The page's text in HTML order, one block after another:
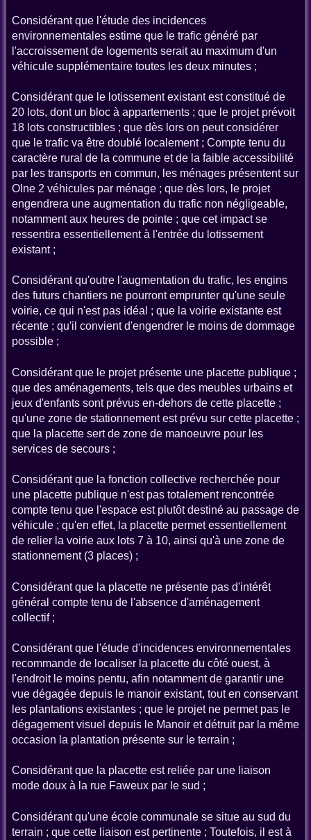
Considérant que l'étude des incidences
environnementales estime que le trafic généré par
l'accroissement de logements serait au maximum d'un
véhicule supplémentaire toutes les deux minutes ;
Considérant que le lotissement existant est constitué de
20 lots, dont un bloc à appartements ; que le projet prévoit
18 lots constructibles ; que dès lors on peut considérer
que le trafic va être doublé localement ; Compte tenu du
caractère rural de la commune et de la faible accessibilité
par les transports en commun, les ménages présentent sur
Olne 2 véhicules par ménage ; que dès lors, le projet
engendrera une augmentation du trafic non négligeable,
notamment aux heures de pointe ; que cet impact se
ressentira essentiellement à l'entrée du lotissement
existant ;
Considérant qu'outre l'augmentation du trafic, les engins
des futurs chantiers ne pourront emprunter qu'une seule
voirie, ce qui n'est pas idéal ; que la voirie existante est
récente ; qu'il convient d'engendrer le moins de dommage
possible ;
Considérant que le projet présente une placette publique ;
que des aménagements, tels que des meubles urbains et
jeux d'enfants sont prévus en-dehors de cette placette ;
qu'une zone de stationnement est prévu sur cette placette ;
que la placette sert de zone de manoeuvre pour les
services de secours ;
Considérant que la fonction collective recherchée pour
une placette publique n'est pas totalement rencontrée
compte tenu que l'espace est plutôt destiné au passage de
véhicule ; qu'en effet, la placette permet essentiellement
de relier la voirie aux lots 7 à 10, ainsi qu'à une zone de
stationnement (3 places) ;
Considérant que la placette ne présente pas d'intérêt
général compte tenu de l'absence d'aménagement
collectif ;
Considérant que l'étude d'incidences environnementales
recommande de localiser la placette du côté ouest, à
l'endroit le moins pentu, afin notamment de garantir une
vue dégagée depuis le manoir existant, tout en conservant
les plantations existantes ; que le projet ne permet pas le
dégagement visuel depuis le Manoir et détruit par la même
occasion la plantation présente sur le terrain ;
Considérant que la placette est reliée par une liaison
mode doux à la rue Faweux par le sud ;
Considérant qu'une école communale se situe au sud du
terrain ; que cette liaison est pertinente ; Toutefois, il est à